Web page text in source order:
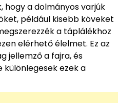
hogy a dolmányos varjúk
például kisebb köveket
a táplálékhoz
elérhető élelmet. Ez az
jellemző a fajra, és
ezek a